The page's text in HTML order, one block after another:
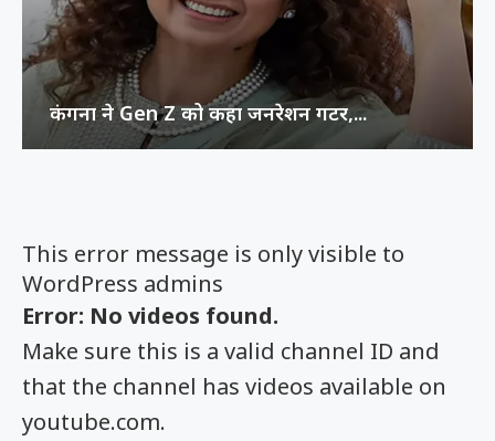
This error message is only visible to
WordPress admins
Error: No videos found.
Make sure this is a valid channel ID and
that the channel has videos available on
youtube.com.
कंगना ने Gen Z को कहा जनरेशन गटर,...